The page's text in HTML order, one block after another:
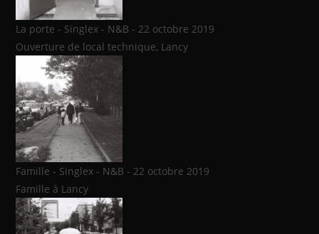
La porte - Singlex - N&B - 22 octobre 2019
Ouverture de local technique, Lancy
Famille - Singlex - N&B - 22 octobre 2019
Famille à Lancy